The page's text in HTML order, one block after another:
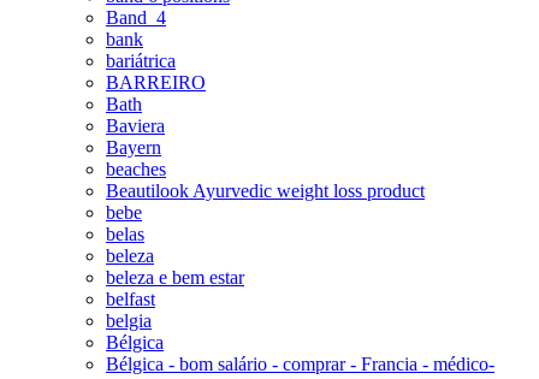
Band_4
bank
bariátrica
BARREIRO
Bath
Baviera
Bayern
beaches
Beautilook Ayurvedic weight loss product
bebe
belas
beleza
beleza e bem estar
belfast
belgia
Bélgica
Bélgica - bom salário - comprar - Francia - médico-